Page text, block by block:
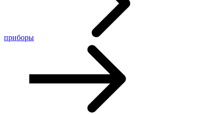
приборы